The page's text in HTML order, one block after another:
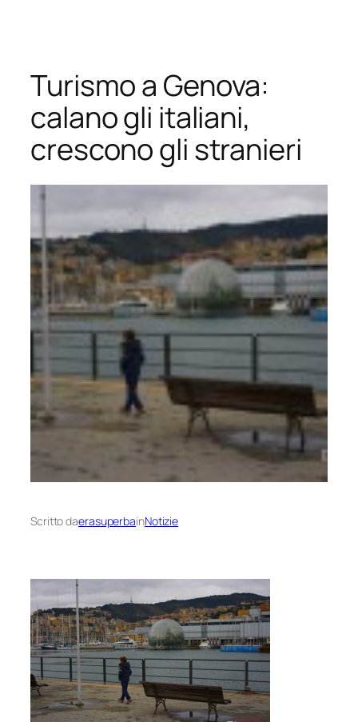
contenuto
Turismo a Genova:
calano gli italiani,
crescono gli stranieri
Scritto daerasuperbainNotizie